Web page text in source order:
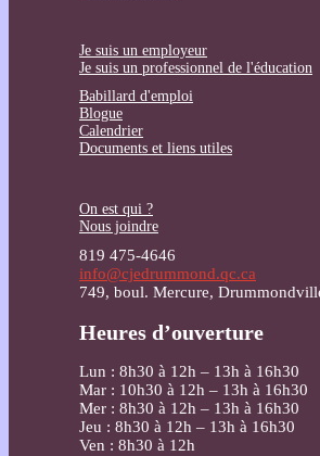
Je suis un employeur
Je suis un professionnel de l'éducation
Babillard d'emploi
Blogue
Calendrier
Documents et liens utiles
On est qui ?
Nous joindre
819 475-4646
info@cjedrummond.qc.ca
749, boul. Mercure,
Heures d’ouverture
Lun : 8h30 à 12h – 13h à 16h30
Mar : 10h30 à 12h – 13h à 16h30
Mer : 8h30 à 12h – 13h à 16h30
Jeu : 8h30 à 12h – 13h à 16h30
Ven : 8h30 à 12h